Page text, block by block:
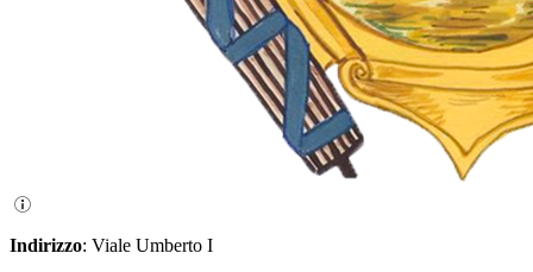
Indirizzo: Viale Umberto I